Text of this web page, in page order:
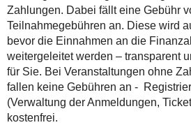
Zahlungen. Dabei fällt eine Gebühr
Teilnahmegebühren an. Diese wird
bevor die Einnahmen an die
weitergeleitet werden – transparent
für Sie. Bei Veranstaltungen ohne
fallen keine Gebühren an -
(Verwaltung der Anmeldungen,
kostenfrei.